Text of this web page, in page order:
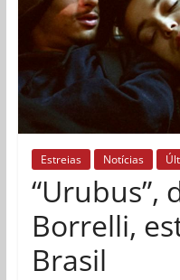
Estreias Notícias
“Urubus”,
Borrelli,
Brasil